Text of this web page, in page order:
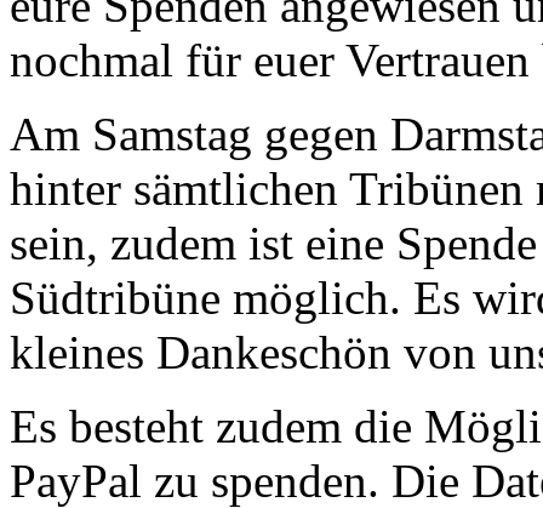
nochmal für euer Vertrauen
Am Samstag gegen
hinter sämtlichen Tribünen
sein, zudem ist eine
Südtribüne möglich. Es
kleines Dankeschön von
Es besteht zudem die
PayPal zu spenden. Die